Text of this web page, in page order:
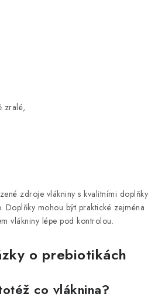
zralé,
zdroje vlákniny s kvalitními doplňky
mohou být praktické zejména
vlákniny lépe pod kontrolou.
o prebiotikách
co vláknina?